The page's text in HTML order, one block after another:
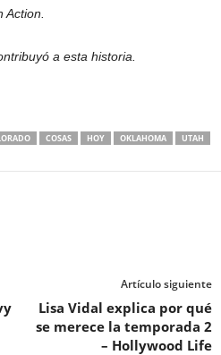
a esta historia.
COSAS HOY OKLAHOMA
UTAH
Artículo siguiente
Lisa Vidal explica por qué
se merece la temporada 2
– Hollywood Life